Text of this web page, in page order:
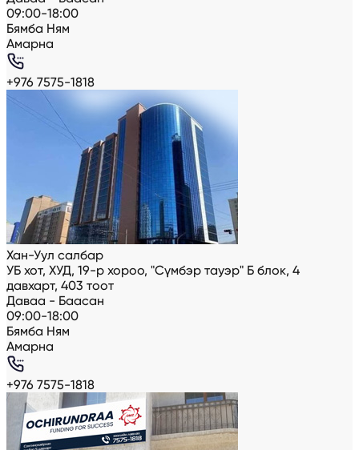
09:00-18:00
Бямба Ням
Амарна
+976 7575-1818
Хан-Уул салбар
УБ хот, ХУД, 19-р хороо, "Сүмбэр тауэр" Б блок, 4
давхарт, 403 тоот
Даваа - Баасан
09:00-18:00
Бямба Ням
Амарна
+976 7575-1818